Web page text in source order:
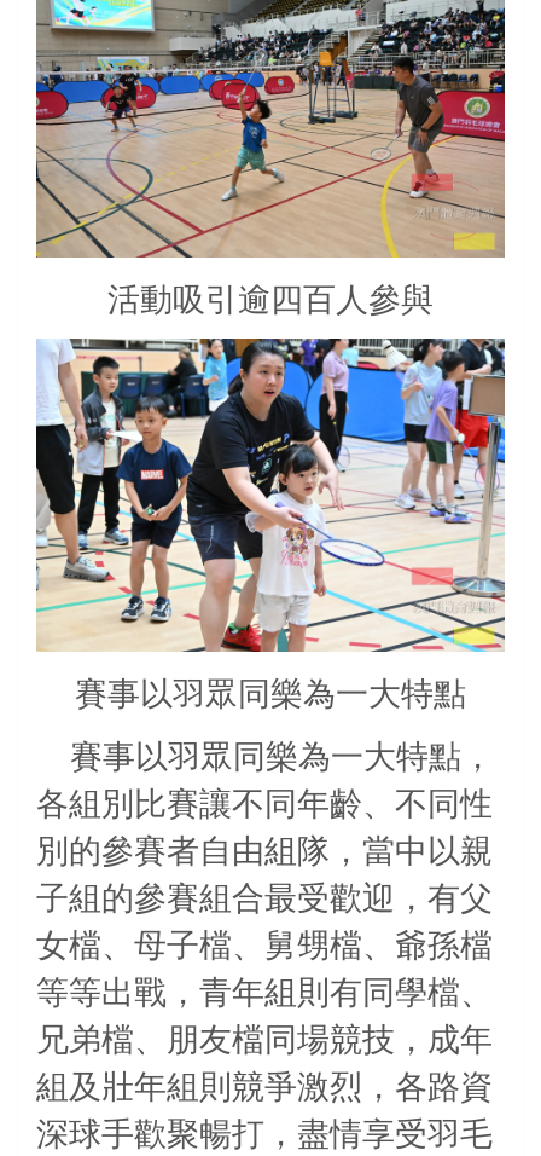
活動吸引逾四百人參與
賽事以羽眾同樂為一大特點
賽事以羽眾同樂為一大特點，
各組別比賽讓不同年齡、不同性
別的參賽者自由組隊，當中以親
子組的參賽組合最受歡迎，有父
女檔、母子檔、舅甥檔、爺孫檔
等等出戰，青年組則有同學檔、
兄弟檔、朋友檔同場競技，成年
組及壯年組則競爭激烈，各路資
深球手歡聚暢打，盡情享受羽毛